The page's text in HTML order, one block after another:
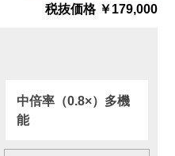
税抜価格 ￥179,000
中倍率（0.8×）多機
能